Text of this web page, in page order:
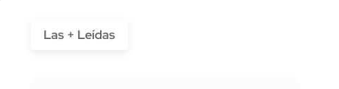
Las + Leídas